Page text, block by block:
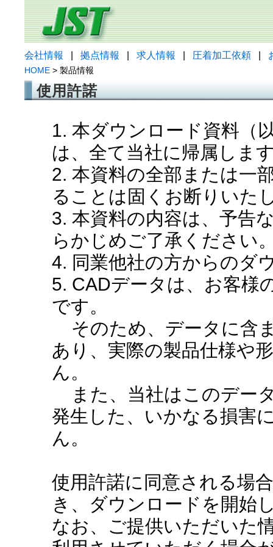
会社情報 拠点情報 求人情報 圧着加工依頼
HOME > 製品情報
使用許諾
1. 本ダウンロード資料（
は、全て当社に帰属しま
2. 本資料の全部または一
ることは固くお断りいた
3. 本資料の内容は、予告
らかじめご了承ください
4. 同業他社の方からのダ
5. CADデータは、お客様
です。
そのため、データに含
あり、実際の製品仕様や
ん。
また、当社はこのデー
発生した、いかなる損害
ん。
使用許諾に同意される場
き、ダウンロードを開始
なお、ご提供いただいた